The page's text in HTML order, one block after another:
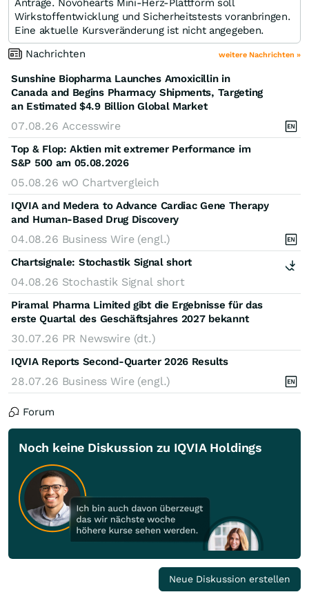
Anträge. Novohearts Mini-Herz-Plattform soll
Wirkstoffentwicklung und Sicherheitstests voranbringen.
Eine aktuelle Kursveränderung ist nicht angegeben.
Nachrichten
weitere Nachrichten »
Sunshine Biopharma Launches Amoxicillin in
Canada and Begins Pharmacy Shipments, Targeting
an Estimated $4.9 Billion Global Market
07.08.26 Accesswire
Top & Flop: Aktien mit extremer Performance im
S&P 500 am 05.08.2026
05.08.26 wO Chartvergleich
IQVIA and Medera to Advance Cardiac Gene Therapy
and Human-Based Drug Discovery
04.08.26 Business Wire (engl.)
Chartsignale: Stochastik Signal short
04.08.26 Stochastik Signal short
Piramal Pharma Limited gibt die Ergebnisse für das
erste Quartal des Geschäftsjahres 2027 bekannt
30.07.26 PR Newswire (dt.)
IQVIA Reports Second-Quarter 2026 Results
28.07.26 Business Wire (engl.)
Forum
Noch keine Diskussion zu IQVIA Holdings
Neue Diskussion erstellen